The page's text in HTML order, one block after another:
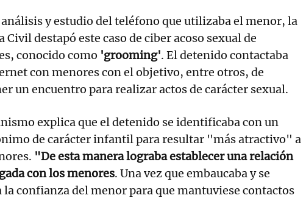
y estudio del teléfono que utilizaba el menor, la
Civil destapó este caso de ciber acoso sexual de
conocido como 'grooming'. El detenido contactaba
con menores con el objetivo, entre otros, de
un encuentro para realizar actos de carácter sexual.
explica que el detenido se identificaba con un
de carácter infantil para resultar "más atractivo" a
"De esta manera lograba establecer una relación
con los menores. Una vez que embaucaba y se
la confianza del menor para que mantuviese contactos